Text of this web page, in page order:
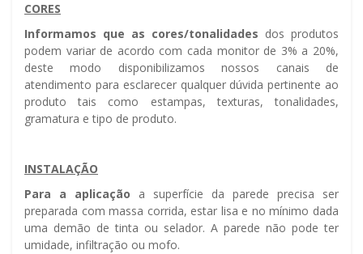
CORES
Informamos que as cores/tonalidades dos produtos
podem variar de acordo com cada monitor de 3% a 20%,
deste modo disponibilizamos nossos canais de
atendimento para esclarecer qualquer dúvida pertinente ao
produto tais como estampas, texturas, tonalidades,
gramatura e tipo de produto.
INSTALAÇÃO
Para a aplicação a superfície da parede precisa ser
preparada com massa corrida, estar lisa e no mínimo dada
uma demão de tinta ou selador. A parede não pode ter
umidade, infiltração ou mofo.